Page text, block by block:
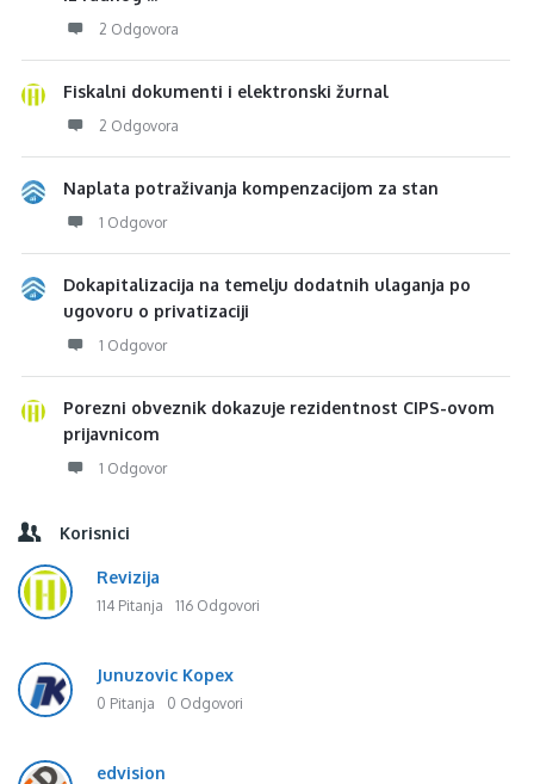
2 Odgovora
Fiskalni dokumenti i elektronski žurnal
2 Odgovora
Naplata potraživanja kompenzacijom za stan
1 Odgovor
Dokapitalizacija na temelju dodatnih ulaganja po
ugovoru o privatizaciji
1 Odgovor
Porezni obveznik dokazuje rezidentnost CIPS-ovom
prijavnicom
1 Odgovor
Korisnici
Revizija
114 Pitanja 116 Odgovori
Junuzovic Kopex
0 Pitanja 0 Odgovori
edvision